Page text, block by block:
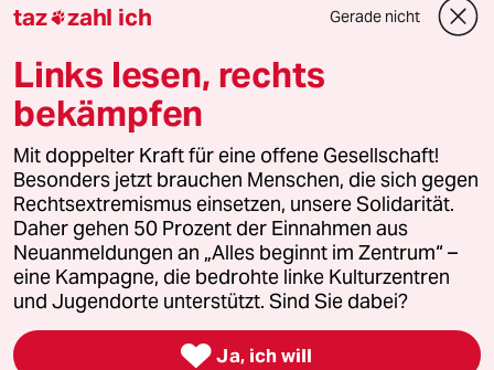
Downloads für Abonnierende
© 2026 taz Verlags und Vertriebs GmbH
Alle Rechte vorbehalten. Bei rechtlichen Fragen oder für Genehmigungen
wenden Sie sich bitte an
lizenzen@taz.de
Feedback Redaktionsstatut Kommune-Richtlinien
Leitlinie Informant Datenschutz Impressum AGB
Seitenwende Einwilligungen widerrufen (Ads)
taz zahl ich Gerade nicht
Links lesen, rechts
bekämpfen
Mit doppelter Kraft für eine offene Gesellschaft!
Besonders jetzt brauchen Menschen, die sich gegen
Rechtsextremismus einsetzen, unsere Solidarität.
Daher gehen 50 Prozent der Einnahmen aus
Neuanmeldungen an „Alles beginnt im Zentrum“ –
eine Kampagne, die bedrohte linke Kulturzentren
und Jugendorte unterstützt. Sind Sie dabei?
 Ja, ich will